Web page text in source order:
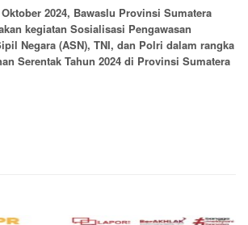
2024, Bawaslu Provinsi Sumatera
kegiatan Sosialisasi Pengawasan
Negara (ASN), TNI, dan Polri dalam rangka
Serentak Tahun 2024 di Provinsi Sumatera